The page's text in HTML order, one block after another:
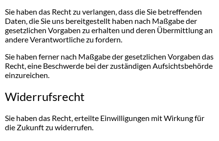
Sie haben das Recht zu verlangen, dass die Sie betreffenden
Daten, die Sie uns bereitgestellt haben nach Maßgabe der
gesetzlichen Vorgaben zu erhalten und deren Übermittlung an
andere Verantwortliche zu fordern.
Sie haben ferner nach Maßgabe der gesetzlichen Vorgaben das
Recht, eine Beschwerde bei der zuständigen Aufsichtsbehörde
einzureichen.
Widerrufsrecht
Sie haben das Recht, erteilte Einwilligungen mit Wirkung für
die Zukunft zu widerrufen.